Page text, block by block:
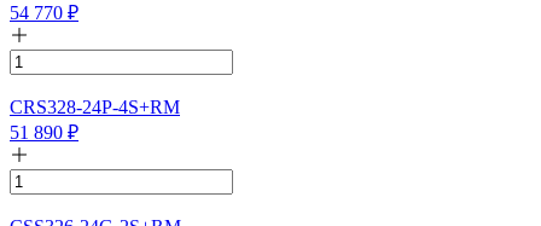
54 770 ₽
CRS328-24P-4S+RM
51 890 ₽